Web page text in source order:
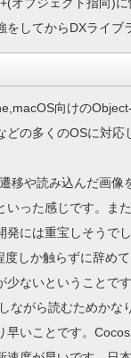
してからDXライブ
向けの
どの多くのOSに対
移や読み込んだ画
いった感じです。ま
には重宝しそうでし
しか触らずに辞めて
ないということで
ながら読むためかな
早いことです。